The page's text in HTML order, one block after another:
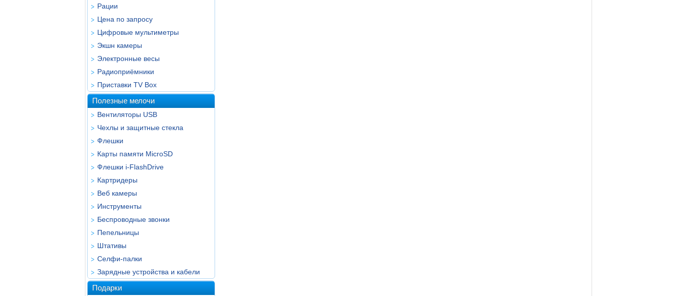
Рации
Цена по запросу
Цифровые мультиметры
Экшн камеры
Электронные весы
Радиоприёмники
Приставки TV Box
Полезные мелочи
Вентиляторы USB
Чехлы и защитные стекла
Флешки
Карты памяти MicroSD
Флешки i-FlashDrive
Картридеры
Веб камеры
Инструменты
Беспроводные звонки
Пепельницы
Штативы
Селфи-палки
Зарядные устройства и кабели
Подарки